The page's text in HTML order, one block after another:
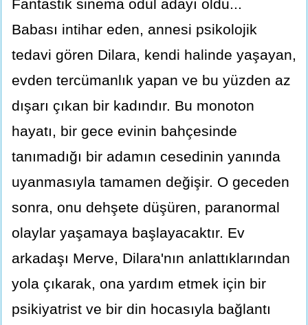
Fantastik sinema ödül adayı oldu...
Babası intihar eden, annesi psikolojik
tedavi gören Dilara, kendi halinde yaşayan,
evden tercümanlık yapan ve bu yüzden az
dışarı çıkan bir kadındır. Bu monoton
hayatı, bir gece evinin bahçesinde
tanımadığı bir adamın cesedinin yanında
uyanmasıyla tamamen değişir. O geceden
sonra, onu dehşete düşüren, paranormal
olaylar yaşamaya başlayacaktır. Ev
arkadaşı Merve, Dilara'nın anlattıklarından
yola çıkarak, ona yardım etmek için bir
psikiyatrist ve bir din hocasıyla bağlantı